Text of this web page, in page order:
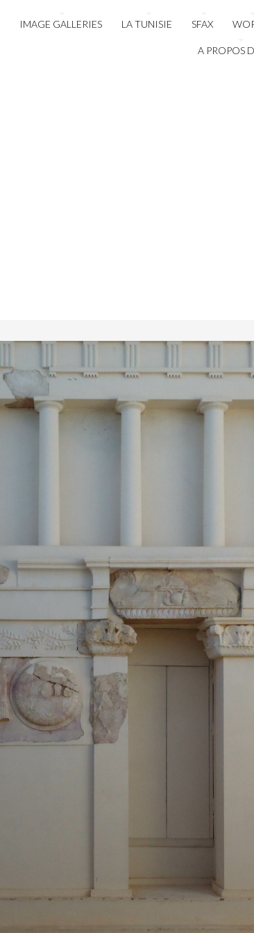
IMAGE GALLERIES LA TUNISIE SFAX
A PROPOS